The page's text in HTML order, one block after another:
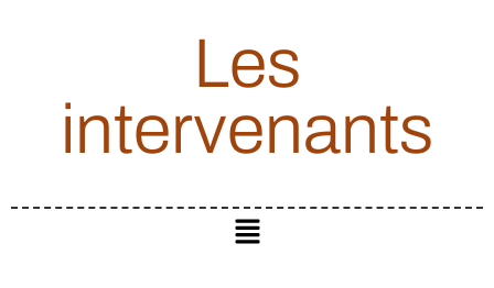
Les
intervenants